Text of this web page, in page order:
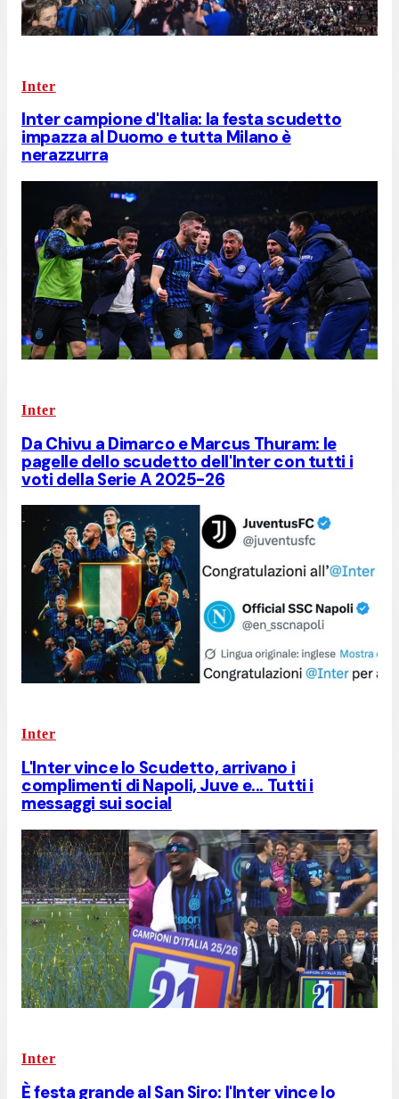
Inter
Inter campione d'Italia: la festa scudetto
impazza al Duomo e tutta Milano è
nerazzurra
Inter
Da Chivu a Dimarco e Marcus Thuram: le
pagelle dello scudetto dell'Inter con tutti i
voti della Serie A 2025-26
Inter
L'Inter vince lo Scudetto, arrivano i
complimenti di Napoli, Juve e... Tutti i
messaggi sui social
Inter
È festa grande al San Siro: l'Inter vince lo